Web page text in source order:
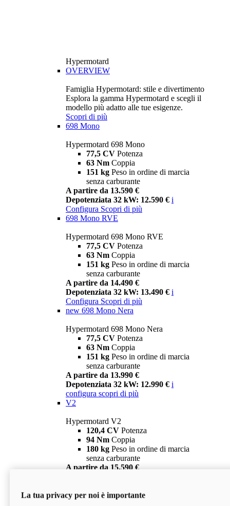
Hypermotard
OVERVIEW
Famiglia Hypermotard: stile e divertimento
Esplora la gamma Hypermotard e scegli il
modello più adatto alle tue esigenze.
Scopri di più
698 Mono
Hypermotard 698 Mono
77,5 CV Potenza
63 Nm Coppia
151 kg Peso in ordine di marcia
senza carburante
A partire da 13.590 €
Depotenziata 32 kW: 12.590 € i
Configura Scopri di più
698 Mono RVE
Hypermotard 698 Mono RVE
77,5 CV Potenza
63 Nm Coppia
151 kg Peso in ordine di marcia
senza carburante
A partire da 14.490 €
Depotenziata 32 kW: 13.490 € i
Configura Scopri di più
new 698 Mono Nera
Hypermotard 698 Mono Nera
77,5 CV Potenza
63 Nm Coppia
151 kg Peso in ordine di marcia
senza carburante
A partire da 13.990 €
Depotenziata 32 kW: 12.990 € i
configura scopri di più
V2
Hypermotard V2
120,4 CV Potenza
94 Nm Coppia
180 kg Peso in ordine di marcia
senza carburante
A partire da 15.590 €
V2 SP
La tua privacy per noi è importante